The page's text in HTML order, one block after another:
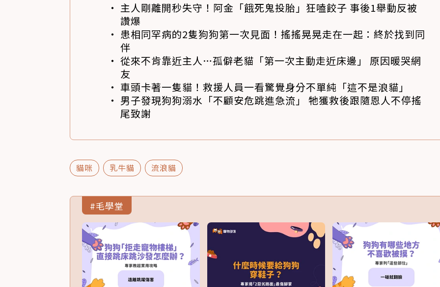
主人剛離開秒失守！阿金「餓死鬼投胎」狂嗑餃子 事後1舉動反被
讚爆
患相同罕病的2隻狗狗第一次見面！搖搖晃晃走在一起：終於找到同
伴
從來不肯靠近主人…孤僻老貓「第一次主動走近床邊」 原因暖哭網
友
車頭卡著一隻貓！救援人員一看驚覺身分不單純「這不是浪貓」
男子發現狗狗溺水「不顧安危跳進急流」 牠獲救後跟隨恩人不停搖
尾致謝
貓咪 乳牛貓 流浪貓
#毛學堂